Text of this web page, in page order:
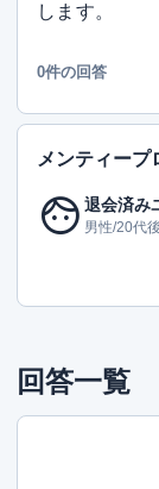
します。
0件の回答
メンティープ
face 退会済み
男性/20代
回答一覧